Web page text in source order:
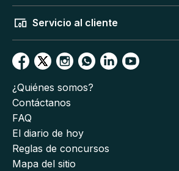
Servicio al cliente
¿Quiénes somos?
Contáctanos
FAQ
El diario de hoy
Reglas de concursos
Mapa del sitio